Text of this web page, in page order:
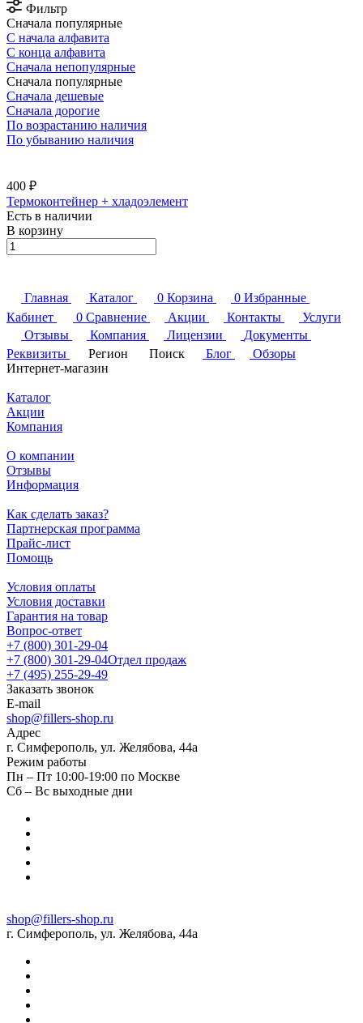
Фильтр
Сначала популярные
С начала алфавита
С конца алфавита
Сначала непопулярные
Сначала популярные
Сначала дешевые
Сначала дорогие
По возрастанию наличия
По убыванию наличия
400 ₽
Термоконтейнер + хладоэлемент
Есть в наличии
В корзину
Главная Каталог 0 Корзина 0 Избранные
Кабинет
0 Сравнение Акции Контакты
Услуги
Отзывы
Компания Лицензии
Документы
Реквизиты
Регион Поиск Блог
Обзоры
Интернет-магазин
Каталог
Акции
Компания
О компании
Отзывы
Информация
Как сделать заказ?
Партнерская программа
Прайс-лист
Помощь
Условия оплаты
Условия доставки
Гарантия на товар
Вопрос-ответ
+7 (800) 301-29-04
+7 (800) 301-29-04Отдел продаж
+7 (495) 255-29-49
Заказать звонок
E-mail
shop@fillers-shop.ru
Адрес
г. Симферополь, ул. Желябова, 44а
Режим работы
Пн – Пт 10:00-19:00 по Москве
Сб – Вс выходные дни
shop@fillers-shop.ru
г. Симферополь, ул. Желябова, 44а